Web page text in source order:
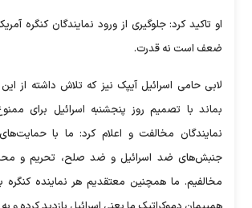
او تاکید کرد: جلوگیری از ورود نمایندگان کنگره
ضعف است نه قدرت.
لابی حامی اسرائیل آیپک نیز که تلاش داشته از
بماند با تصمیم روز پنجشنبه اسرائیل برای
نمایندگان مخالفت و اعلام کرد: ما با
جنبش‌های ضد اسرائیل و ضد صلح، تحریم و
مخالفیم. ما همچنین معتقدیم هر نماینده کنگره